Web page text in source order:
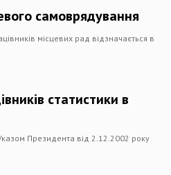
самоврядування
місцевих рад відзначається в
статистики в
Президента від 2.12.2002 року